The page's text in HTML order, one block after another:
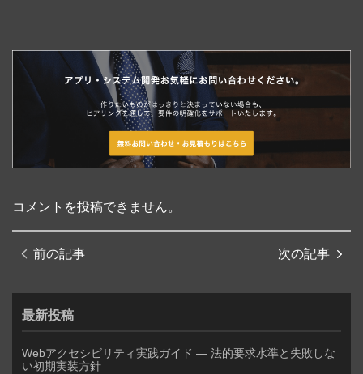
コメントを投稿できません。
前の記事 次の記事
最新投稿
Webアクセシビリティ実践ガイド — 法的要求水準と失敗しな
い初期実装方針